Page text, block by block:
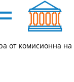
от комисионна на